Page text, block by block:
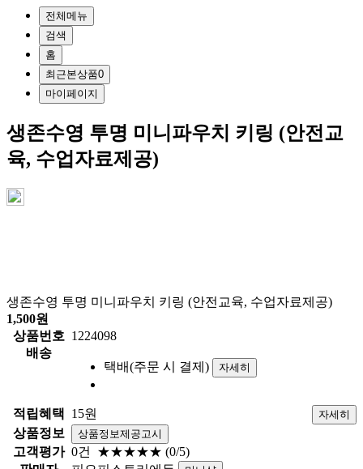
전체메뉴
검색
홈
최근본상품0
마이페이지
생존수영 투명 미니파우치 키링 (안전교
육, 수업자료제공)
생존수영 투명 미니파우치 키링 (안전교육, 수업자료제공)
1,500원
상품번호 1224098
배송
택배(주문 시 결제)
자세히
적립혜택 15원 자세히
상품정보 상품정보제공고시
고객평가 0건 ★★★★★ (0/5)